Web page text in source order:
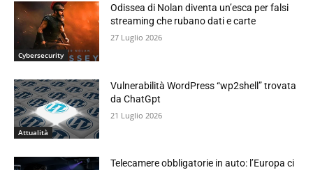
Cybersecurity
Odissea di Nolan diventa un’esca per falsi
streaming che rubano dati e carte
27 Luglio 2026
Attualità
Vulnerabilità WordPress “wp2shell” trovata
da ChatGpt
21 Luglio 2026
Telecamere obbligatorie in auto: l’Europa ci